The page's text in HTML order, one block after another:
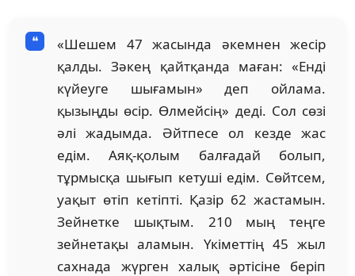
«Шешем 47 жасында әкемнен жесір
қалды. Зәкең қайтқанда маған: «Енді
күйеуге шығамын» деп ойлама.
қызыңды өсір. Өлмейсің» деді. Сол сөзі
әлі жадымда. Әйтпесе ол кезде жас
едім. Аяқ-қолым балғадай болып,
тұрмысқа шығып кетуші едім. Сөйтсем,
уақыт өтіп кетіпті. Қазір 62 жастамын.
Зейнетке шықтым. 210 мың теңге
зейнетақы аламын. Үкіметтің 45 жыл
сахнада жүрген халық әртісіне беріп